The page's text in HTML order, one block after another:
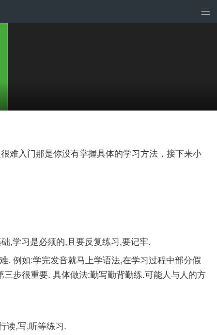
难入门那是你没有掌握具体的学习方法，接下来小
,学习是必须的,且要反复练习,要记牢.
. 例如:学完发音就马上学语法,在学习过程中部分假
步很重要. 具体做法:勤写勤背勤练.可能人与人的方
读,写,听等练习.